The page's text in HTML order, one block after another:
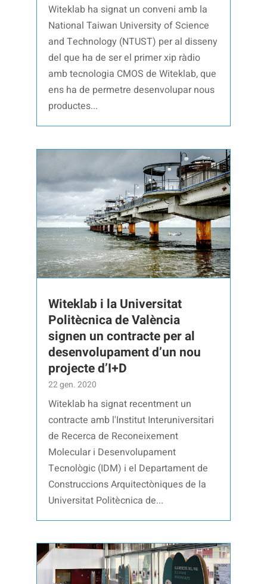
Witeklab ha signat un conveni amb la
National Taiwan University of Science
and Technology (NTUST) per al disseny
del que ha de ser el primer xip ràdio
amb tecnologia CMOS de Witeklab, que
ens ha de permetre desenvolupar nous
productes...
Witeklab i la Universitat
Politècnica de València
signen un contracte per al
desenvolupament d’un nou
projecte d’I+D
22 gen. 2020
Witeklab ha signat recentment un
contracte amb l'Institut Interuniversitari
de Recerca de Reconeixement
Molecular i Desenvolupament
Tecnològic (IDM) i el Departament de
Construccions Arquitectòniques de la
Universitat Politècnica de...